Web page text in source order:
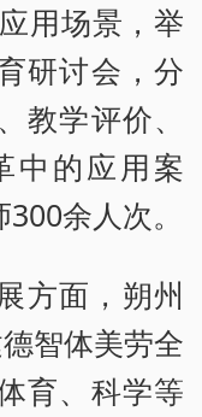
用场景，举
研讨会，分
教学评价、
中的应用案
余人次。
方面，朔州
智体美劳全
育、科学等